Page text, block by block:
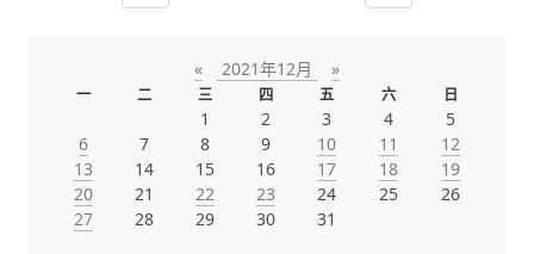
« 2021年12月 »
一 二 三 四 五 六 日
1 2 3 4
5
6
7 8 9 10 11
12
13
14 15 16 17 18
19
20
21 22 23 24 25
26
27
28 29 30 31